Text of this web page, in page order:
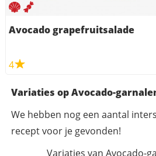
Avocado grapefruitsalade
4
Variaties op Avocado-
We hebben nog een aantal
recept voor je gevonden!
Variaties van Avocado-